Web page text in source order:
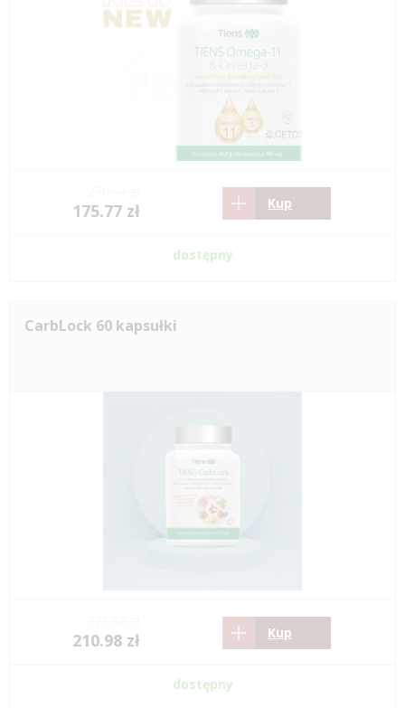
175.77 zł Kup
dostępny
CarbLock 60 kapsułki
210.98 zł Kup
dostępny